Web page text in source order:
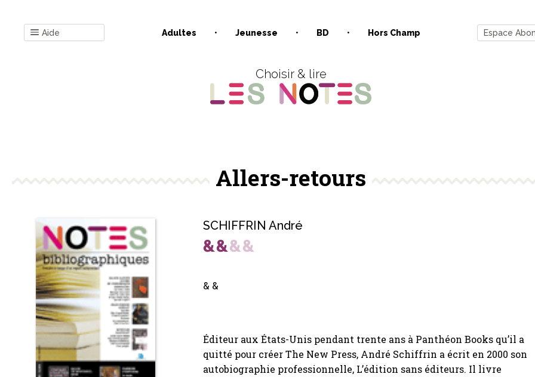
Aide Adultes Jeunesse BD Hors Champ Espace
Choisir & lire
Allers-retours
SCHIFFRIN André
& &
Éditeur aux États-Unis pendant trente ans à Panthéon Books qu’il a
quitté pour créer The New Press, André Schiffrin a écrit en 2000 son
autobiographie professionnelle, L’édition sans éditeurs. Il livre